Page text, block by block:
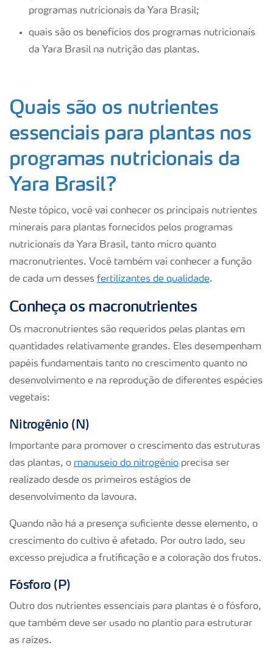
programas nutricionais da Yara Brasil;
quais são os benefícios dos programas nutricionais
da Yara Brasil na nutrição das plantas.
Quais são os nutrientes
essenciais para plantas nos
programas nutricionais da
Yara Brasil?
Neste tópico, você vai conhecer os principais nutrientes
minerais para plantas fornecidos pelos programas
nutricionais da Yara Brasil, tanto micro quanto
macronutrientes. Você também vai conhecer a função
de cada um desses fertilizantes de qualidade.
Conheça os macronutrientes
Os macronutrientes são requeridos pelas plantas em
quantidades relativamente grandes. Eles desempenham
papéis fundamentais tanto no crescimento quanto no
desenvolvimento e na reprodução de diferentes espécies
vegetais:
Nitrogênio (N)
Importante para promover o crescimento das estruturas
das plantas, o manuseio do nitrogênio precisa ser
realizado desde os primeiros estágios de
desenvolvimento da lavoura.
Quando não há a presença suficiente desse elemento, o
crescimento do cultivo é afetado. Por outro lado, seu
excesso prejudica a frutificação e a coloração dos frutos.
Fósforo (P)
Outro dos nutrientes essenciais para plantas é o fósforo,
que também deve ser usado no plantio para estruturar
as raízes.